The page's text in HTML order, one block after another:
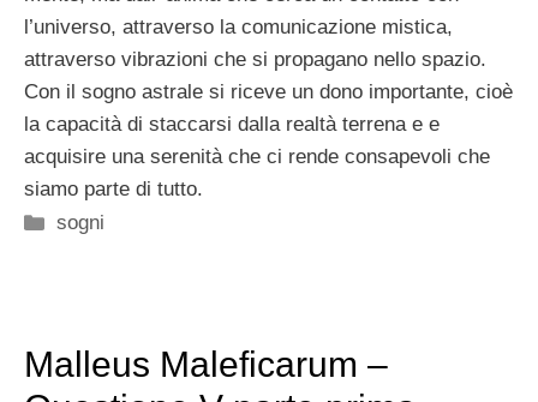
l’universo, attraverso la comunicazione mistica,
attraverso vibrazioni che si propagano nello spazio.
Con il sogno astrale si riceve un dono importante, cioè
la capacità di staccarsi dalla realtà terrena e e
acquisire una serenità che ci rende consapevoli che
siamo parte di tutto.
Categorie
sogni
Malleus Maleficarum –